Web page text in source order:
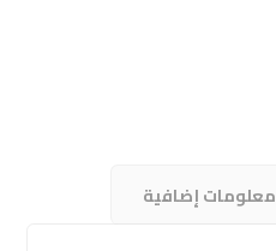
معلومات إضافية